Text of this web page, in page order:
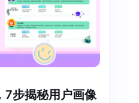
7步揭秘用户画像